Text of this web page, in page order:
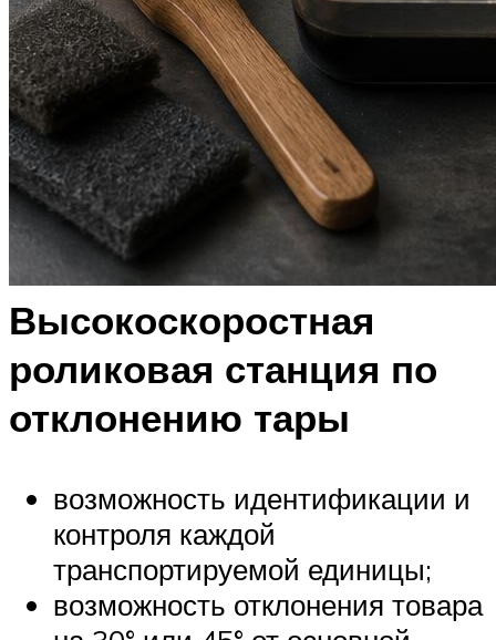
Высокоскоростная
роликовая станция по
отклонению тары
возможность идентификации и
контроля каждой
транспортируемой единицы;
возможность отклонения товара